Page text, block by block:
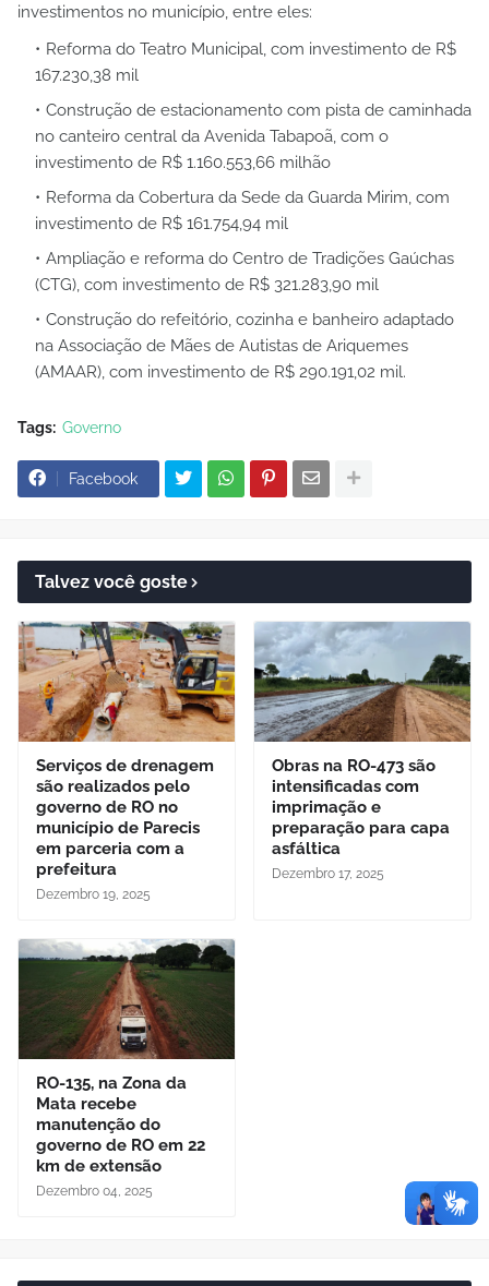
investimentos no município, entre eles:
Reforma do Teatro Municipal, com investimento de R$
167.230,38 mil
Construção de estacionamento com pista de caminhada
no canteiro central da Avenida Tabapoã, com o
investimento de R$ 1.160.553,66 milhão
Reforma da Cobertura da Sede da Guarda Mirim, com
investimento de R$ 161.754,94 mil
Ampliação e reforma do Centro de Tradições Gaúchas
(CTG), com investimento de R$ 321.283,90 mil
Construção do refeitório, cozinha e banheiro adaptado
na Associação de Mães de Autistas de Ariquemes
(AMAAR), com investimento de R$ 290.191,02 mil.
Tags: Governo
Facebook
Talvez você goste
Serviços de drenagem
são realizados pelo
governo de RO no
município de Parecis
em parceria com a
prefeitura
Dezembro 19, 2025
Obras na RO-473 são
intensificadas com
imprimação e
preparação para capa
asfáltica
Dezembro 17, 2025
RO-135, na Zona da
Mata recebe
manutenção do
governo de RO em 22
km de extensão
Dezembro 04, 2025